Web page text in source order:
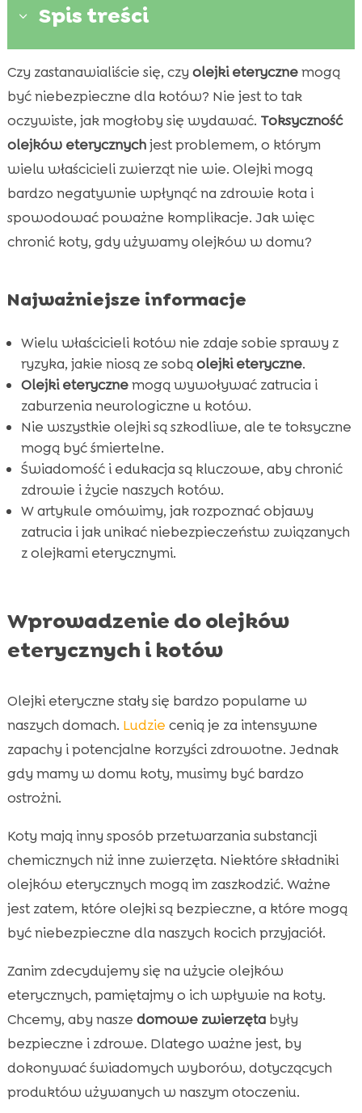
3 Spis treści
 Wprowadzenie do olejków eterycznych i
kotów
 Czy olejki eteryczne są toksyczne dla kotów?
 Jak koty wchłaniają olejki eteryczne?

Objawy zatrucia olejkami eterycznymi u
kotów

Olejki eteryczne, które są najbardziej
niebezpieczne dla kotów
 Bezpieczne olejki i produkty dla kotów
CricksyCat – Idealny wybór dla Twojego kota
 Purrfect Life – Naturalny żwirek dla Twojego
kota

Jak reagować, jeśli kot wchłonął olejki
eteryczne?
 Częste mity dotyczące olejków eterycznych i
kotów
Opinia weterynarzy na temat olejków
eterycznych dla kotów
Jakie są alternatywy dla olejków
Wniosek
Czy zastanawialiście się, czy olejki eterycznemogą
być niebezpieczne dla kotów? Nie jest to tak
oczywiste, jak mogłoby się wydawać. Toksyczność
olejków eterycznychjest problemem, o którym
wielu właścicieli zwierząt nie wie. Olejki mogą
bardzo negatywnie wpłynąć na zdrowie kota i
spowodować poważne komplikacje. Jak więc
chronić koty, gdy używamy olejków w domu?
Najważniejsze informacje
Wielu właścicieli kotów nie zdaje sobie sprawy z
ryzyka, jakie niosą ze sobą olejki eteryczne.
Olejki eterycznemogą wywoływać zatrucia i
zaburzenia neurologiczne u kotów.
Nie wszystkie olejki są szkodliwe, ale te toksyczne
mogą być śmiertelne.
Świadomość i edukacja są kluczowe, aby chronić
zdrowie i życie naszych kotów.
W artykule omówimy, jak rozpoznać objawy
zatrucia i jak unikać niebezpieczeństw związanych
z olejkami eterycznymi.
Wprowadzenie do olejków
eterycznych i kotów
Olejki eteryczne stały się bardzo popularne w
naszych domach. Ludzie cenią je za intensywne
zapachy i potencjalne korzyści zdrowotne. Jednak
gdy mamy w domu koty, musimy być bardzo
ostrożni.
Koty mają inny sposób przetwarzania substancji
chemicznych niż inne zwierzęta. Niektóre składniki
olejków eterycznych mogą im zaszkodzić. Ważne
jest zatem, które olejki są bezpieczne, a które mogą
być niebezpieczne dla naszych kocich przyjaciół.
Zanim zdecydujemy się na użycie olejków
eterycznych, pamiętajmy o ich wpływie na koty.
Chcemy, aby nasze domowe zwierzętabyły
bezpieczne i zdrowe. Dlatego ważne jest, by
dokonywać świadomych wyborów, dotyczących
produktów używanych w naszym otoczeniu.